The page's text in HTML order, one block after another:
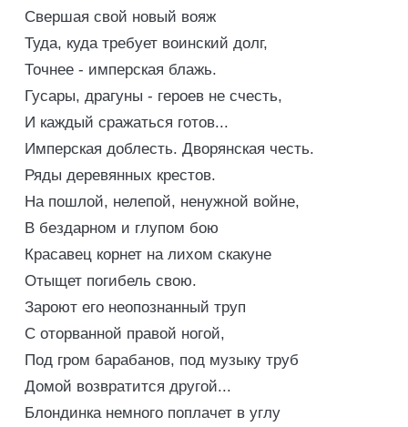
Свершая свой новый вояж
Туда, куда требует воинский долг,
Точнее - имперская блажь.
Гусары, драгуны - героев не счесть,
И каждый сражаться готов...
Имперская доблесть. Дворянская честь.
Ряды деревянных крестов.
На пошлой, нелепой, ненужной войне,
В бездарном и глупом бою
Красавец корнет на лихом скакуне
Отыщет погибель свою.
Зароют его неопознанный труп
С оторванной правой ногой,
Под гром барабанов, под музыку труб
Домой возвратится другой...
Блондинка немного поплачет в углу